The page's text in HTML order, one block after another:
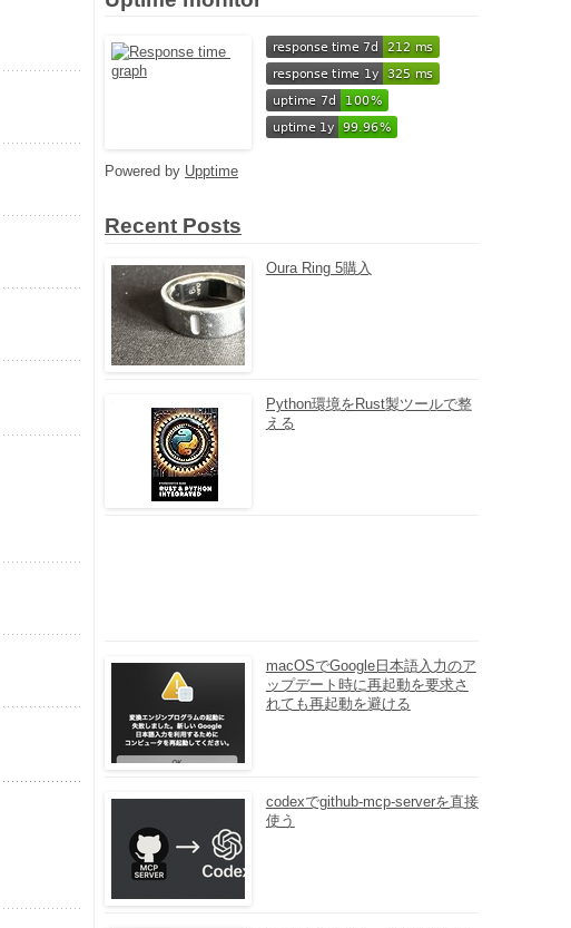
Powered by Upptime
Recent Posts
Oura Ring 5購入
Python環境をRust製ツールで整
える
macOSでGoogle日本語入力のア
ップデート時に再起動を要求さ
れても再起動を避ける
codexでgithub-mcp-serverを直接
使う